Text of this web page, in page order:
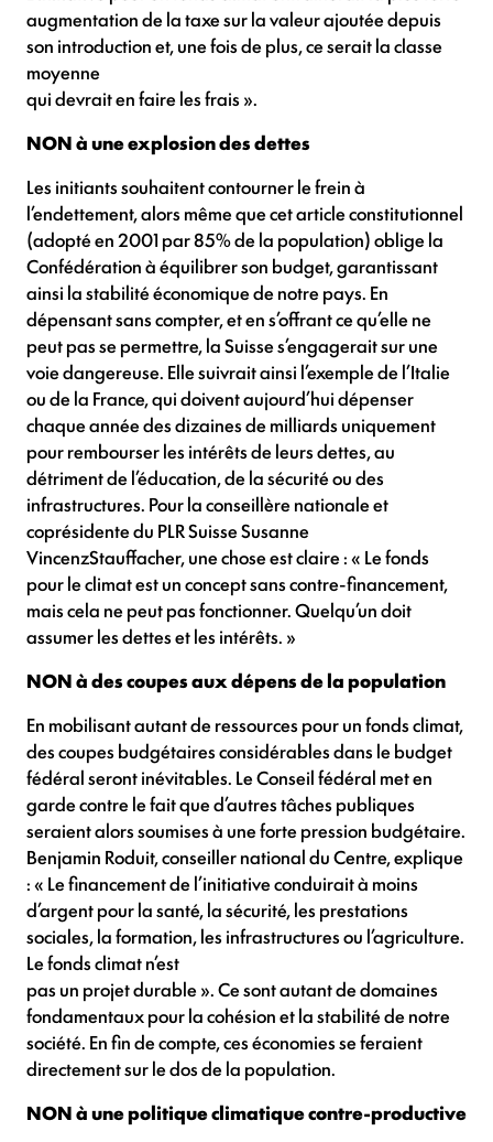
augmentation de la taxe sur la valeur ajoutée depuis
son introduction et, une fois de plus, ce serait la classe
moyenne
qui devrait en faire les frais ».
NON à une explosion des dettes
Les initiants souhaitent contourner le frein à
l’endettement, alors même que cet article constitutionnel
(adopté en 2001 par 85% de la population) oblige la
Confédération à équilibrer son budget, garantissant
ainsi la stabilité économique de notre pays. En
dépensant sans compter, et en s’offrant ce qu’elle ne
peut pas se permettre, la Suisse s’engagerait sur une
voie dangereuse. Elle suivrait ainsi l’exemple de l’Italie
ou de la France, qui doivent aujourd’hui dépenser
chaque année des dizaines de milliards uniquement
pour rembourser les intérêts de leurs dettes, au
détriment de l’éducation, de la sécurité ou des
infrastructures. Pour la conseillère nationale et
coprésidente du PLR Suisse Susanne
VincenzStauffacher, une chose est claire : « Le fonds
pour le climat est un concept sans contre-financement,
mais cela ne peut pas fonctionner. Quelqu’un doit
assumer les dettes et les intérêts. »
NON à des coupes aux dépens de la population
En mobilisant autant de ressources pour un fonds climat,
des coupes budgétaires considérables dans le budget
fédéral seront inévitables. Le Conseil fédéral met en
garde contre le fait que d’autres tâches publiques
seraient alors soumises à une forte pression budgétaire.
Benjamin Roduit, conseiller national du Centre, explique
: « Le financement de l’initiative conduirait à moins
d’argent pour la santé, la sécurité, les prestations
sociales, la formation, les infrastructures ou l’agriculture.
Le fonds climat n’est
pas un projet durable ». Ce sont autant de domaines
fondamentaux pour la cohésion et la stabilité de notre
société. En fin de compte, ces économies se feraient
directement sur le dos de la population.
NON à une politique climatique contre-productive